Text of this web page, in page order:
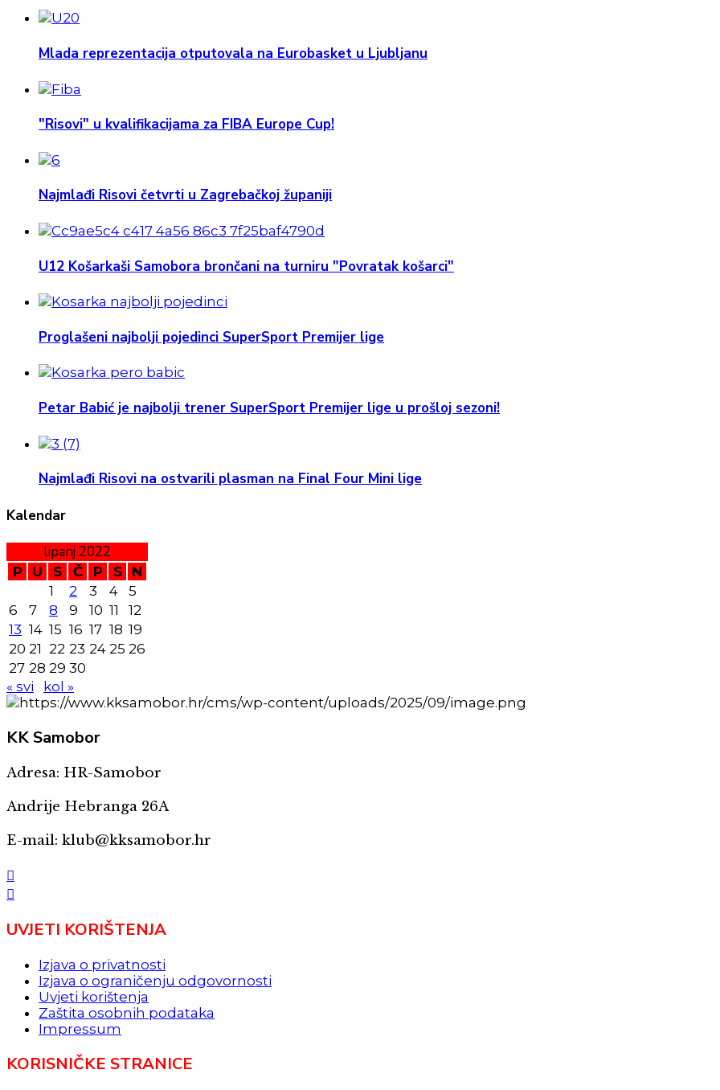
Mlada reprezentacija otputovala na Eurobasket u Ljubljanu
"Risovi" u kvalifikacijama za FIBA Europe Cup!
Najmlađi Risovi četvrti u Zagrebačkoj županiji
U12 Košarkaši Samobora brončani na turniru "Povratak košarci"
Proglašeni najbolji pojedinci SuperSport Premijer lige
Petar Babić je najbolji trener SuperSport Premijer lige u prošloj sezoni!
Najmlađi Risovi na ostvarili plasman na Final Four Mini lige
Kalendar
lipanj 2022
P U S Č P S
N
1
2 3 4
5
6
7 8 9 10 11
12
13 14 15 16 17 18 19
20 21 22 23 24 25 26
27 28 29 30
« svi
kol »
KKSamobor
Adresa: HR-Samobor
Andrije Hebranga 26A
E-mail: klub@kksamobor.hr
UVJETI KORIŠTENJA
Izjava o privatnosti
Izjava o ograničenju odgovornosti
Uvjeti korištenja
Zaštita osobnih podataka
Impressum
KORISNIČKE STRANICE